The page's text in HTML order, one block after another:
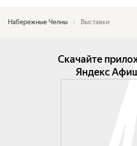
Набережные Челны Выставки
Скачайте
Яндекс